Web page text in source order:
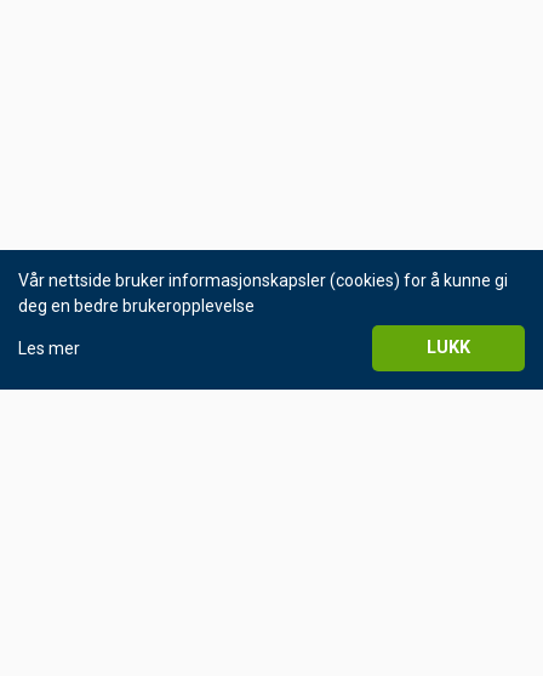
© Helgeland Kraft AS 2016
Vår nettside bruker informasjonskapsler (cookies) for å kunne gi
deg en bedre brukeropplevelse
Les mer LUKK